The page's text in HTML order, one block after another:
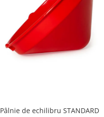
Pâlnie de echilibru STANDARD